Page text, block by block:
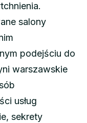
salony
podejściu do
warszawskie
usług
sekrety